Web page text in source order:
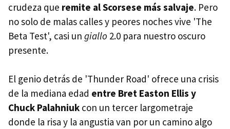
crudeza que remite al Scorsese más salvaje. Pero
no solo de malas calles y peores noches vive 'The
Beta Test', casi un giallo 2.0 para nuestro oscuro
presente.
El genio detrás de 'Thunder Road' ofrece una crisis
de la mediana edad entre Bret Easton Ellis y
Chuck Palahniuk con un tercer largometraje
donde la risa y la angustia van por un camino algo